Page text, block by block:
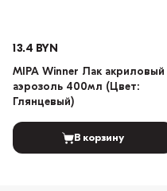
13.4 BYN
MIPA Winner Лак акриловый
аэрозоль 400мл (Цвет:
Глянцевый)
В корзину